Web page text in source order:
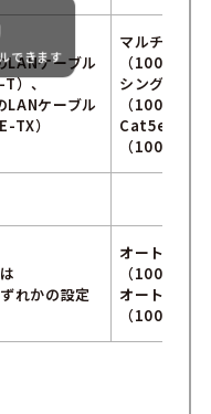
ケーブル
T）、
ケーブル
TX）
マルチモー
（
シングルモ
（
Cat5e以上
（
れかの設定
オートネゴ
（
オートネゴ
（
できます